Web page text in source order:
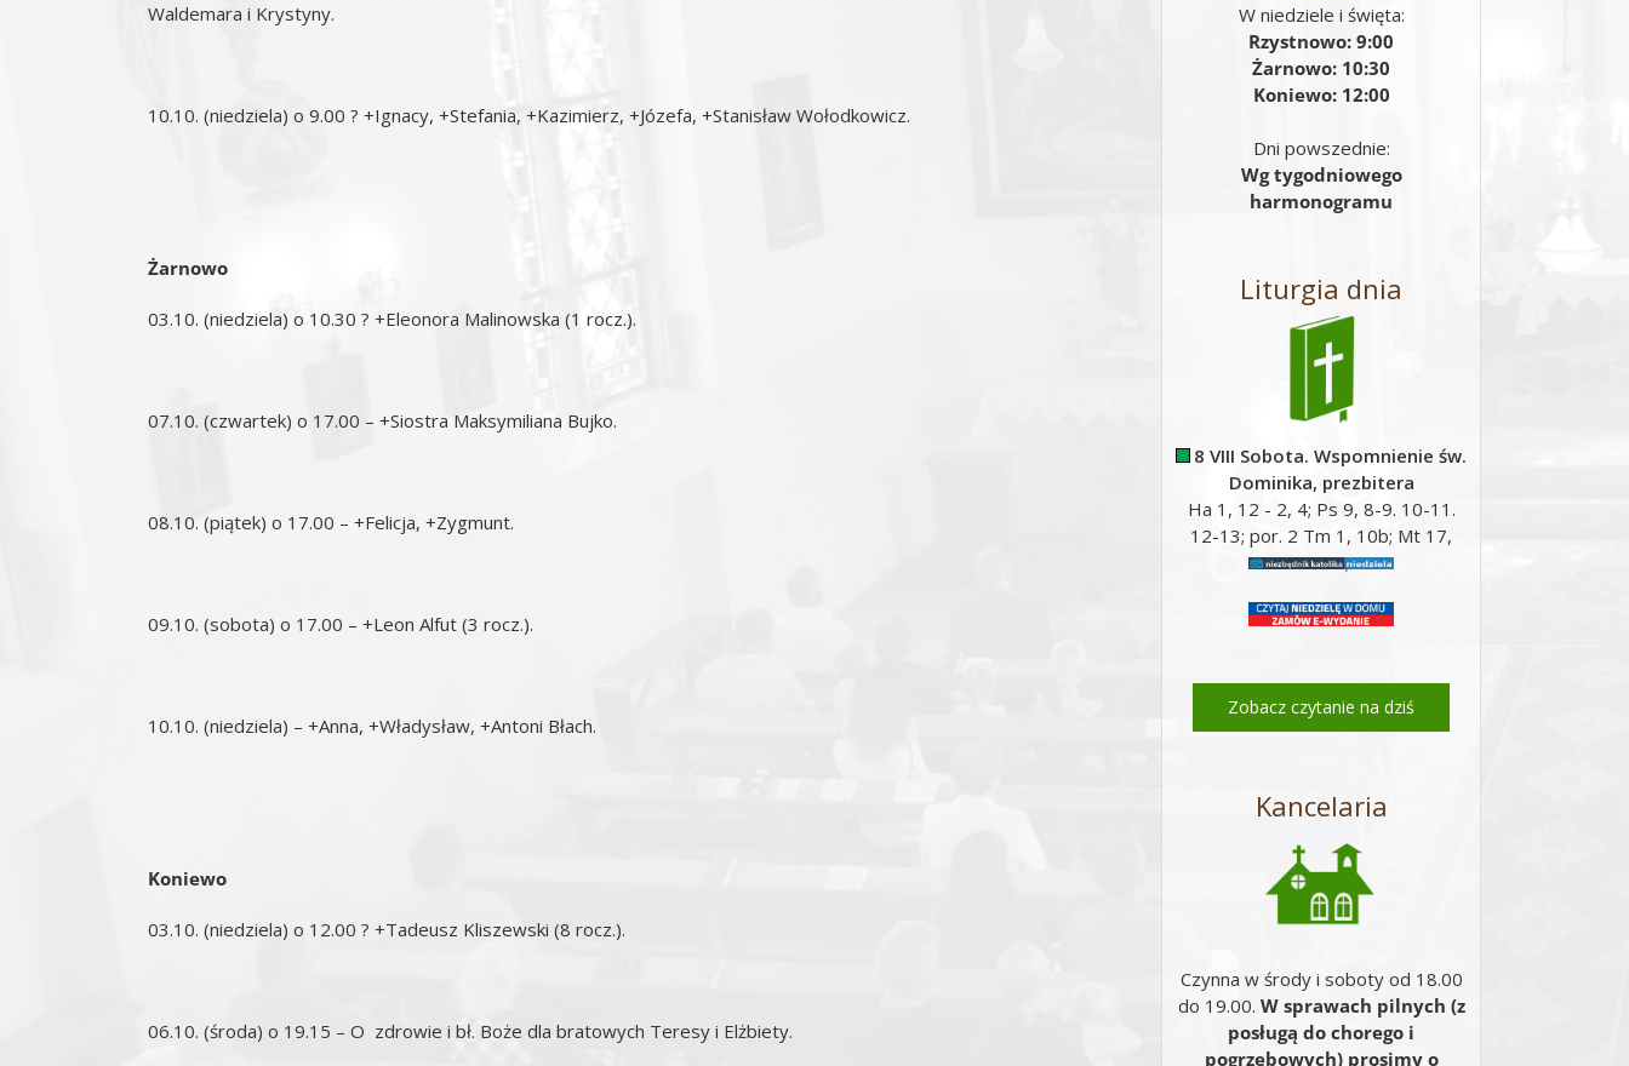
Waldemara i Krystyny.
10.10. (niedziela) o 9.00 ? +Ignacy, +Stefania, +Kazimierz, +Józefa, +Stanisław Wołodkowicz.
Żarnowo
03.10. (niedziela) o 10.30 ? +Eleonora Malinowska (1 rocz.).
07.10. (czwartek) o 17.00 – +Siostra Maksymiliana Bujko.
08.10. (piątek) o 17.00 – +Felicja, +Zygmunt.
09.10. (sobota) o 17.00 – +Leon Alfut (3 rocz.).
10.10. (niedziela) – +Anna, +Władysław, +Antoni Błach.
Koniewo
03.10. (niedziela) o 12.00 ? +Tadeusz Kliszewski (8 rocz.).
06.10. (środa) o 19.15 – O zdrowie i bł. Boże dla bratowych Teresy i Elżbiety.
W niedziele i święta:
Rzystnowo: 9:00
Żarnowo: 10:30
Koniewo: 12:00
Dni powszednie:
Wg tygodniowego
harmonogramu
Liturgia dnia
8 VIII Sobota. Wspomnienie św.
Dominika, prezbitera
Ha 1, 12 - 2, 4; Ps 9, 8-9. 10-11.
12-13; por. 2 Tm 1, 10b; Mt 17,
14-20;
Zobacz czytanie na dziś
Kancelaria
Czynna w środy i soboty od 18.00
do 19.00. W sprawach pilnych (z
posługą do chorego i
pogrzebowych) prosimy o